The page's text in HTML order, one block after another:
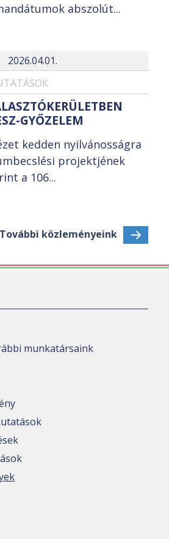
abszolút...
2026.04.01.
GYŐZELEM
kedden nyilvánosságra
projektjének
a 106...
További közleményeink
munkatársaink